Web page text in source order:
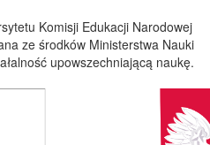
Komisji Edukacji Narodowej
ze środków Ministerstwa Nauki
upowszechniającą naukę.